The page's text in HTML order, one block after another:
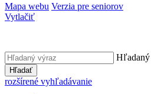
Mapa webu Verzia pre seniorov
Vytlačiť
Hľadaný
Hľadať
rozšírené vyhľadávanie